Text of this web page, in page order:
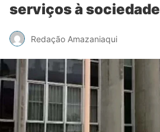
serviços à sociedade
Redação Amazaniaqui